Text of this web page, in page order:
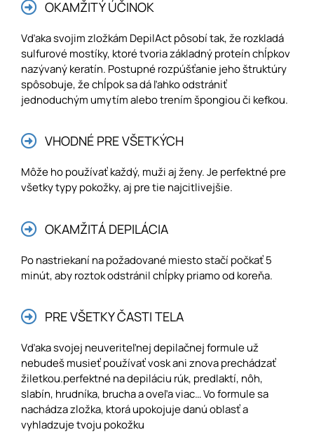
OKAMŽITÝ ÚČINOK
Vďaka svojim zložkám DepilAct pôsobí tak, že rozkladá
sulfurové mostíky, ktoré tvoria základný proteín chĺpkov
nazývaný keratín. Postupné rozpúšťanie jeho štruktúry
spôsobuje, že chĺpok sa dá ľahko odstrániť
jednoduchým umytím alebo trením špongiou či kefkou.
VHODNÉ PRE VŠETKÝCH
Môže ho používať každý, muži aj ženy. Je perfektné pre
všetky typy pokožky, aj pre tie najcitlivejšie.
OKAMŽITÁ DEPILÁCIA
Po nastriekaní na požadované miesto stačí počkať 5
minút, aby roztok odstránil chĺpky priamo od koreňa.
PRE VŠETKY ČASTI TELA
Vďaka svojej neuveriteľnej depilačnej formule už
nebudeš musieť používať vosk ani znova prechádzať
žiletkou.perfektné na depiláciu rúk, predlaktí, nôh,
slabín, hrudníka, brucha a oveľa viac… Vo formule sa
nachádza zložka, ktorá upokojuje danú oblasť a
vyhladzuje tvoju pokožku